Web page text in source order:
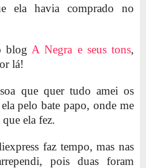
ela havia comprado no
blog A Negra e seus tons,
lá!
que quer tudo amei os
pelo bate papo, onde me
ela fez.
faz tempo, mas nas
pois duas foram